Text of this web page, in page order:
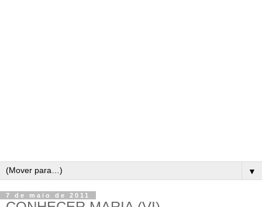
▼
7 de maio de 2011